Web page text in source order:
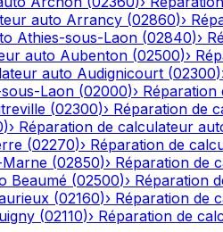
auto Arrancy (02860)›
Athies-sous-Laon (02840)›
auto Aubenton (02500)›
auto Audignicourt (02300)
Laon (02000)› Réparation
(02300)› Réparation de
)› Réparation de calculateur
(02270)› Réparation de
(02850)› Réparation de
Beaumé (02500)› Réparation
(02160)› Réparation de
(02110)› Réparation de